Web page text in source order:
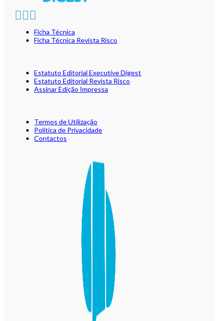
Ficha Técnica
Ficha Técnica Revista Risco
Estatuto Editorial Executive Digest
Estatuto Editorial Revista Risco
Assinar Edição Impressa
Termos de Utilização
Política de Privacidade
Contactos